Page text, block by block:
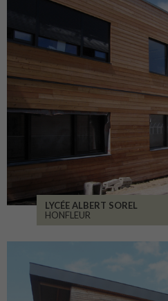
LYCÉE ALBERT SOREL
HONFLEUR